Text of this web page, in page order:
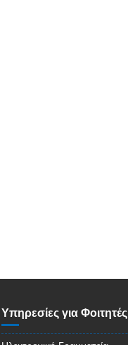
Υπηρεσίες για Φοιτητές